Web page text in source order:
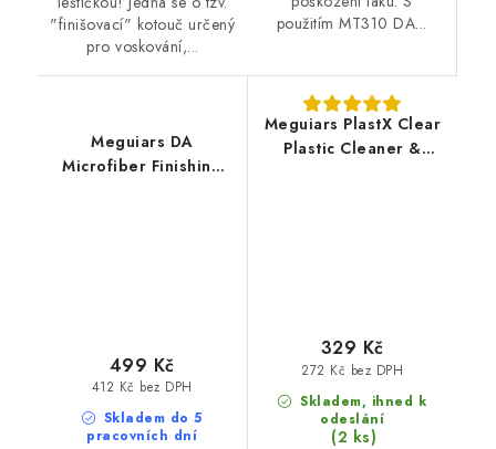
"finišovací" kotouč určený
pro voskování,...
použitím MT310 DA...
Meguiars DA
Microfiber Finishing
Skladem do 5
pracovních dní
412 Kč bez DPH
499 Kč
Meguiars PlastX Clear
Plastic Cleaner &
Skladem, ihned k
odeslání
(2 ks)
272 Kč bez DPH
329 Kč